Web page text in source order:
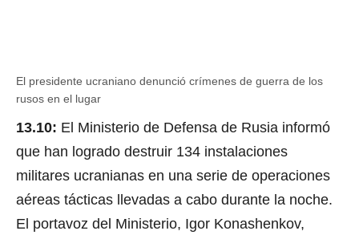
Zelensky Recorrió Bucha
El presidente ucraniano denunció crímenes de guerra de los
rusos en el lugar
13.10: El Ministerio de Defensa de Rusia informó
que han logrado destruir 134 instalaciones
militares ucranianas en una serie de operaciones
aéreas tácticas llevadas a cabo durante la noche.
El portavoz del Ministerio, Igor Konashenkov,